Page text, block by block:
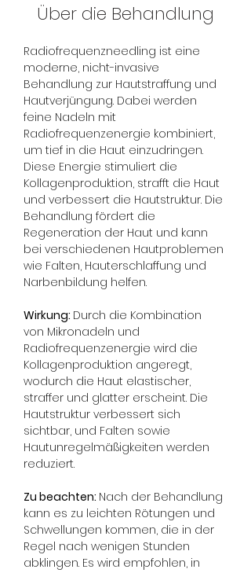
Über die Behandlung
Radiofrequenzneedling ist eine
moderne, nicht-invasive
Behandlung zur Hautstraffung und
Hautverjüngung. Dabei werden
feine Nadeln mit
Radiofrequenzenergie kombiniert,
um tief in die Haut einzudringen.
Diese Energie stimuliert die
Kollagenproduktion, strafft die Haut
und verbessert die Hautstruktur. Die
Behandlung fördert die
Regeneration der Haut und kann
bei verschiedenen Hautproblemen
wie Falten, Hauterschlaffung und
Narbenbildung helfen.
Wirkung: Durch die Kombination
von Mikronadeln und
Radiofrequenzenergie wird die
Kollagenproduktion angeregt,
wodurch die Haut elastischer,
straffer und glatter erscheint. Die
Hautstruktur verbessert sich
sichtbar, und Falten sowie
Hautunregelmäßigkeiten werden
reduziert.
Zu beachten: Nach der Behandlung
kann es zu leichten Rötungen und
Schwellungen kommen, die in der
Regel nach wenigen Stunden
abklingen. Es wird empfohlen, in